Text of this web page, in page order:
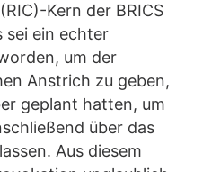
Kern der BRICS
sei ein echter
um der
Anstrich zu geben,
geplant hatten, um
über das
Aus diesem